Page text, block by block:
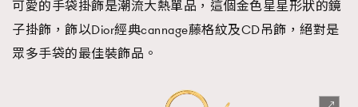
可愛的手袋掛飾是潮流大熱單品，這個金色星星形狀的鏡
子掛飾，飾以Dior經典cannage藤格紋及CD吊飾，絕對是
眾多手袋的最佳裝飾品。